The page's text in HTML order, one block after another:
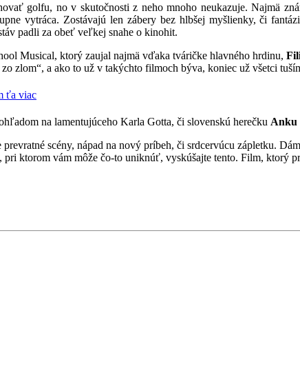
golfu, no v skutočnosti z neho mnoho neukazuje. Najmä
vytráca. Zostávajú len zábery bez hlbšej myšlienky, či
padli za obeť veľkej snahe o kinohit.
Musical, ktorý zaujal najmä vďaka tváričke hlavného hrdinu,
zlom“, a ako to už v takýchto filmoch býva, koniec už všetci
na lamentujúceho Karla Gotta, či slovenskú herečku Anku
prevratné scény, nápad na nový príbeh, či srdcervúcu zápletku.
ktorom vám môže čo-to uniknúť, vyskúšajte tento. Film, ktorý